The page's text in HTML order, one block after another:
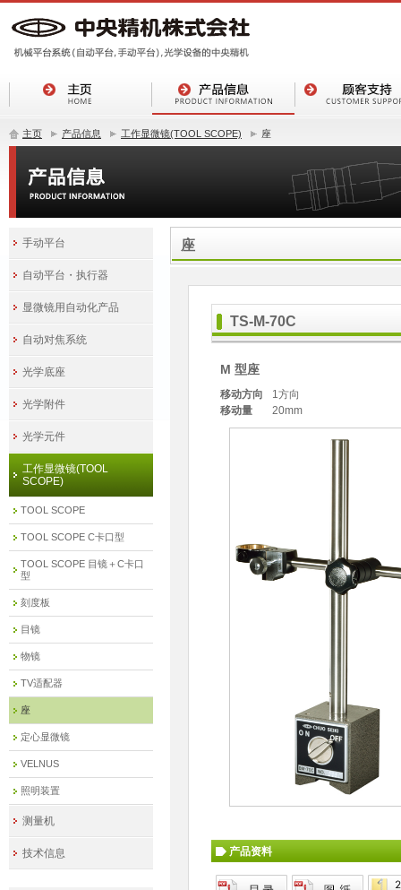
主页 产品信息 工作显微镜(TOOL SCOPE) 座
座
TS-M-70C
M 型座
移动方向
1方向
移动量
20mm
产品资料
手动平台
自动平台・执行器
显微镜用自动化产品
自动对焦系统
光学底座
光学附件
光学元件
工作显微镜(TOOL
SCOPE)
TOOL SCOPE
TOOL SCOPE C卡口型
TOOL SCOPE 目镜＋C卡口
型
刻度板
目镜
物镜
TV适配器
座
定心显微镜
VELNUS
照明装置
测量机
技术信息